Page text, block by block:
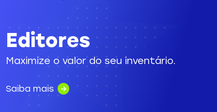
Editores
Maximize o valor do seu inventário.
Saiba mais